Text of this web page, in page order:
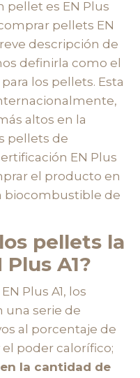
pellet es EN Plus
pellets EN
descripción de
definirla como el
los pellets. Esta
altos en la
pellets de
EN Plus
el producto en
biocombustible de
pellets la
A1?
Plus A1, los
serie de
al porcentaje de
poder calorífico;
la cantidad de